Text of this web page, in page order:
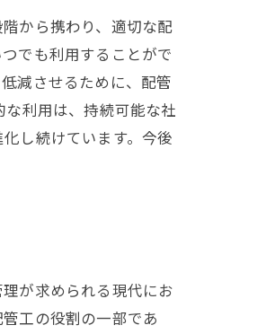
から携わり、適切な配
でも利用することがで
減させるために、配管
利用は、持続可能な社
し続けています。今後
が求められる現代にお
工の役割の一部であ